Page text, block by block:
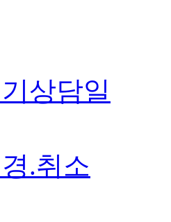
상담일
.취소